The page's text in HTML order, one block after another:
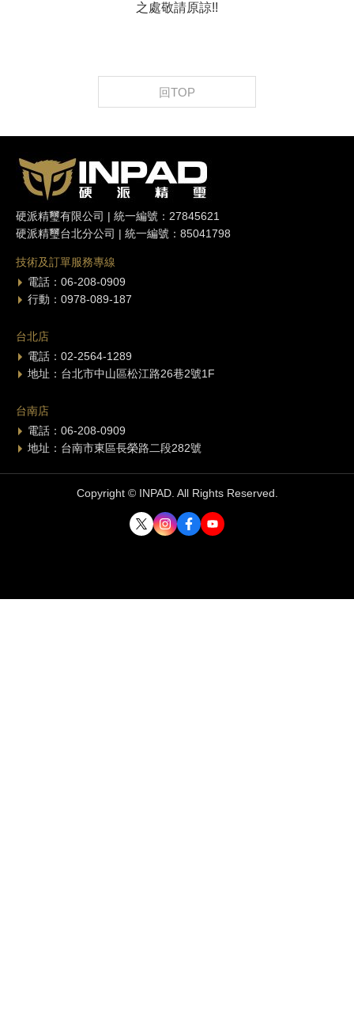
之處敬請原諒!!
回TOP
硬派精璽有限公司 | 統一編號：27845621
硬派精璽台北分公司 | 統一編號：85041798
技術及訂單服務專線
電話：06-208-0909
行動：0978-089-187
台北店
電話：02-2564-1289
地址：台北市中山區松江路26巷2號1F
台南店
電話：06-208-0909
地址：台南市東區長榮路二段282號
Copyright © INPAD. All Rights Reserved.